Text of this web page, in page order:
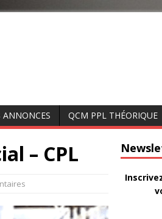
ANNONCES QCM PPL THÉORIQUE
– CPL